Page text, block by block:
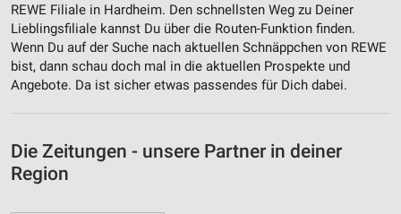
REWE Filiale in Hardheim. Den schnellsten Weg zu Deiner
Lieblingsfiliale kannst Du über die Routen-Funktion finden.
Wenn Du auf der Suche nach aktuellen Schnäppchen von REWE
bist, dann schau doch mal in die aktuellen Prospekte und
Angebote. Da ist sicher etwas passendes für Dich dabei.
Die Zeitungen - unsere Partner in deiner
Region